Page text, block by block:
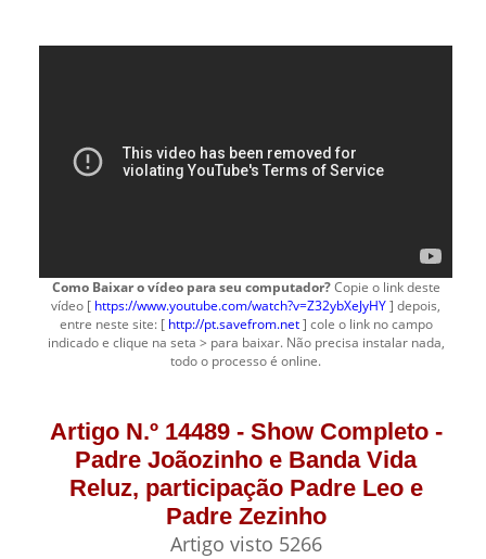
Como Baixar o vídeo para seu computador?Copie o link deste
vídeo [ https://www.youtube.com/watch?v=Z32ybXeJyHY] depois,
entre neste site: [ http://pt.savefrom.net] cole o link no campo
indicado e clique na seta > para baixar. Não precisa instalar nada,
todo o processo é online.
Artigo N.º 14489 - Show Completo -
Padre Joãozinho e Banda Vida
Reluz, participação Padre Leo e
Padre Zezinho
Artigo visto 5266